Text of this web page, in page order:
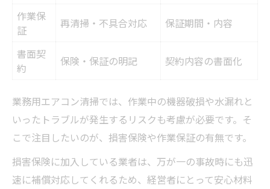
作業保
証
再清掃・不具合対応 保証期間・内容
書面契
約
保険・保証の明記 契約内容の書面化
業務用エアコン清掃では、作業中の機器破損や水漏れと
いったトラブルが発生するリスクも考慮が必要です。そ
こで注目したいのが、損害保険や作業保証の有無です。
損害保険に加入している業者は、万が一の事故時にも迅
速に補償対応してくれるため、経営者にとって安心材料